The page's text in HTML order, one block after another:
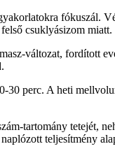
fókuszál.
csuklyásizom miatt.
változat, fordított
30 perc. A heti
tartomány tetejét,
teljesítmény